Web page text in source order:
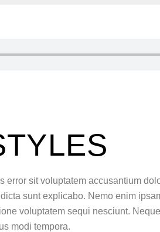
error sit voluptatem accusantium
sunt explicabo. Nemo enim
voluptatem sequi nesciunt.
modi tempora.